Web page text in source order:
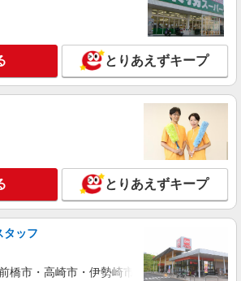
兵庫県三木市 ＊車・バイク通勤OK
詳細を見る
ス/お仕事No/0836627
NEW
オペレーター業務
兵庫県三木市 ＊車・バイク通勤OK
詳細を見る
ス/お仕事No/0844774
NEW
とりあえずキープ
とりあえずキープ
タッフ
橋市・高崎市・伊勢崎市・太田市・館林市